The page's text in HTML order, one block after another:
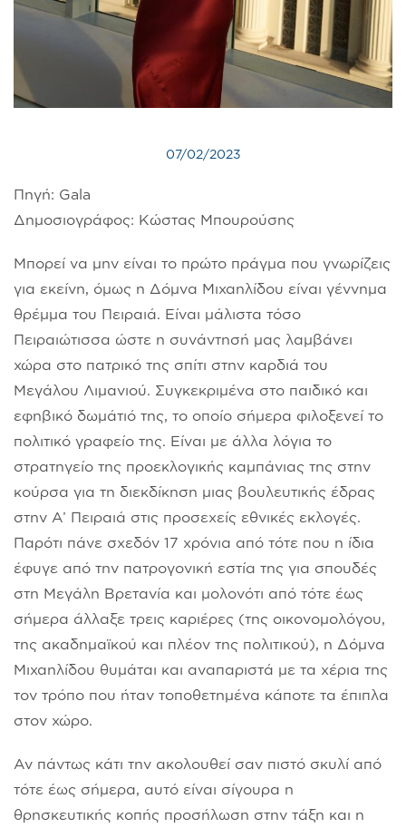
07/02/2023
Πηγή: Gala
Δημοσιογράφος: Κώστας Μπουρούσης
Μπορεί να μην είναι το πρώτο πράγμα που γνωρίζεις
για εκείνη, όμως η Δόμνα Μιχαηλίδου είναι γέννημα
θρέμμα του Πειραιά. Είναι μάλιστα τόσο
Πειραιώτισσα ώστε η συνάντησή μας λαμβάνει
χώρα στο πατρικό της σπίτι στην καρδιά του
Μεγάλου Λιμανιού. Συγκεκριμένα στο παιδικό και
εφηβικό δωμάτιό της, το οποίο σήμερα φιλοξενεί το
πολιτικό γραφείο της. Είναι με άλλα λόγια το
στρατηγείο της προεκλογικής καμπάνιας της στην
κούρσα για τη διεκδίκηση μιας βουλευτικής έδρας
στην Α’ Πειραιά στις προσεχείς εθνικές εκλογές.
Παρότι πάνε σχεδόν 17 χρόνια από τότε που η ίδια
έφυγε από την πατρογονική εστία της για σπουδές
στη Μεγάλη Βρετανία και μολονότι από τότε έως
σήμερα άλλαξε τρεις καριέρες (της οικονομολόγου,
της ακαδημαϊκού και πλέον της πολιτικού), η Δόμνα
Μιχαηλίδου θυμάται και αναπαριστά με τα χέρια της
τον τρόπο που ήταν τοποθετημένα κάποτε τα έπιπλα
στον χώρο.
Αν πάντως κάτι την ακολουθεί σαν πιστό σκυλί από
τότε έως σήμερα, αυτό είναι σίγουρα η
θρησκευτικής κοπής προσήλωση στην τάξη και η